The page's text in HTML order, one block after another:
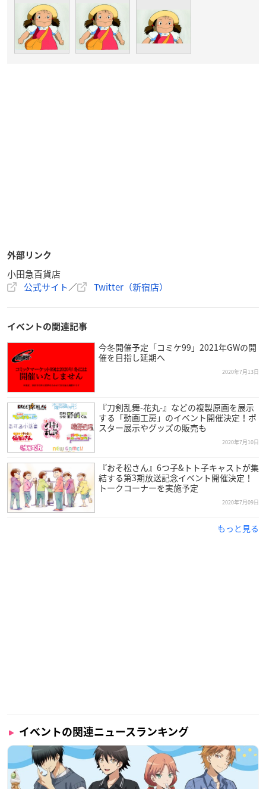
外部リンク
小田急百貨店
公式サイト／ Twitter（新宿店）
イベントの関連記事
今冬開催予定「コミケ99」2021年GWの開
催を目指し延期へ
2020年7月13日
『刀剣乱舞-花丸-』などの複製原画を展示
する「動画工房」のイベント開催決定！ポ
スター展示やグッズの販売も
2020年7月10日
『おそ松さん』6つ子&トト子キャストが集
結する第3期放送記念イベント開催決定！
トークコーナーを実施予定
2020年7月09日
もっと見る
イベントの関連ニュースランキング